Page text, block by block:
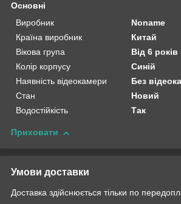
Основні
Виробник
Noname
Країна виробник
Китай
Вікова група
Від 6 років
Колір корпусу
Синій
Наявність відеокамери
Без
Стан
Новий
Водостійкість
Так
Приховати
Умови доставки
Доставка здійснюється тільки по